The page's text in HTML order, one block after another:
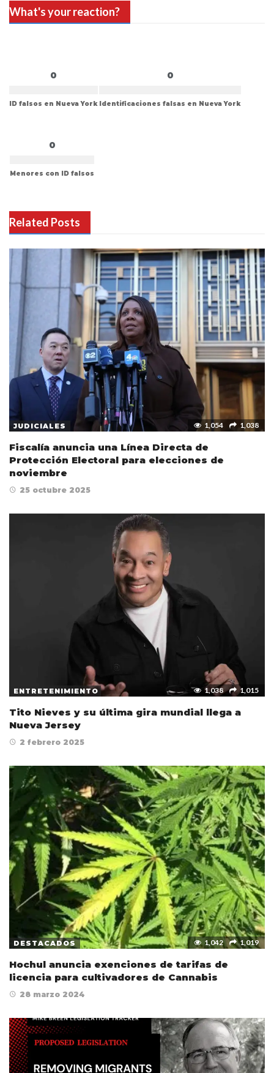
What's your reaction?
0
ID falsos en Nueva York
0
Identificaciones falsas en Nueva York
0
Menores con ID falsos
Related Posts
JUDICIALES 1,054 1,038
Fiscalía anuncia una Línea Directa de
Protección Electoral para elecciones de
noviembre
25 octubre 2025
ENTRETENIMIENTO 1,038 1,015
Tito Nieves y su última gira mundial llega a
Nueva Jersey
2 febrero 2025
DESTACADOS 1,042 1,019
Hochul anuncia exenciones de tarifas de
licencia para cultivadores de Cannabis
28 marzo 2024